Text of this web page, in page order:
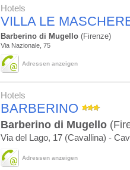
Hotels
VILLA LE
Barberino di Mugello (Firenze)
Via Nazionale, 75
Adressen anzeigen
Hotels
BARBERINO
Barberino di Mugello
Via del Lago, 17 (Cavallina) -
Adressen anzeigen